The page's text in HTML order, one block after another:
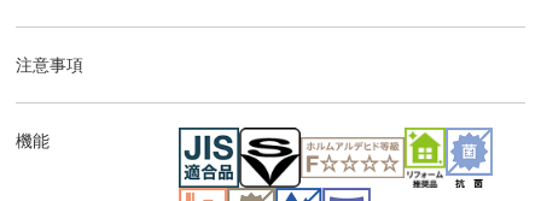
注意事項
機能